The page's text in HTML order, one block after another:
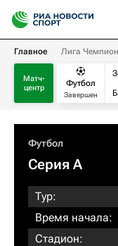
Главное Лига
Матч-
центр
Футбол
Завершен
Футбол
Серия А
Тур:
Время начала:
Стадион: